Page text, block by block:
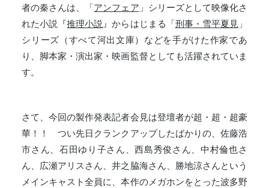
者の秦さんは、「アンフェア 」シリーズとして映像化さ
れた小説『推理小説 』からはじまる「刑事・雪平夏見 」
シリーズ（すべて河出文庫）などを手がけた作家であ
り、脚本家・演出家・映画監督としても活躍されていま
す。
さて、今回の製作発表記者会見は登壇者が超・超・超豪
華！！ つい先日クランクアップしたばかりの、佐藤浩
市さん、石田ゆり子さん、西島秀俊さん、中村倫也さ
ん、広瀬アリスさん、井之脇海さん、勝地涼さんという
メインキャスト全員に、本作のメガホンをとった波多野